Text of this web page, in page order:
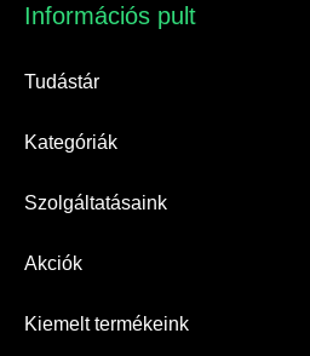
Információs pult​
Tudástár
Kategóriák
Szolgáltatásaink
Akciók
Kiemelt termékeink